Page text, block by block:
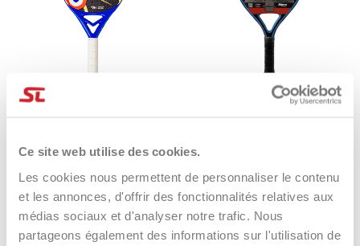
Ce site web utilise des cookies.
Les cookies nous permettent de personnaliser le contenu
et les annonces, d'offrir des fonctionnalités relatives aux
médias sociaux et d'analyser notre trafic. Nous
partageons également des informations sur l'utilisation de
-45% -10%